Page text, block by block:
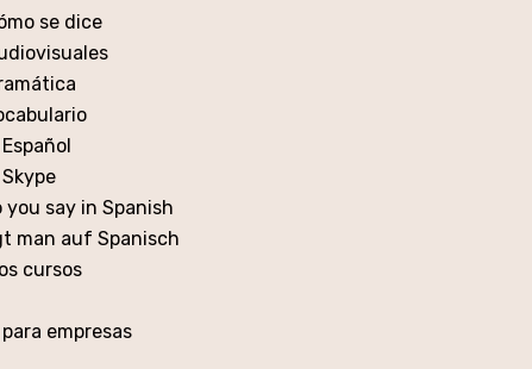
se dice
you say in Spanish
man auf Spanisch
cursos
empresas